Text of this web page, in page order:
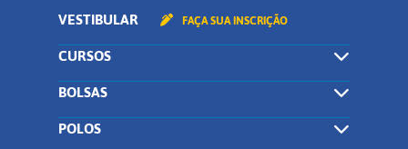
VESTIBULAR FAÇA SUA INSCRIÇÃO
CURSOS
BOLSAS
POLOS